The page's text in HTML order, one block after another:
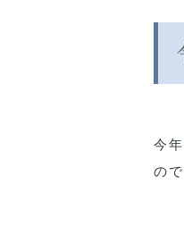
今
の